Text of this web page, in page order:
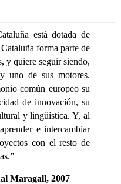
está dotada de
forma parte de
y quiere seguir siendo,
uno de sus motores.
común europeo su
de innovación, su
y lingüística. Y, al
e intercambiar
con el resto de
Maragall, 2007